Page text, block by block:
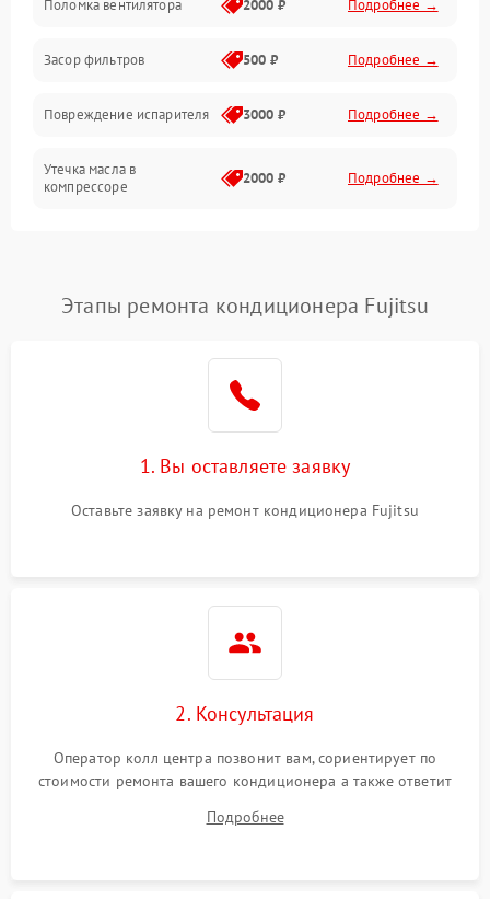
Поломка вентилятора 2000 ₽ Подробнее →
Засор фильтров 500 ₽ Подробнее →
Повреждение испарителя 3000 ₽ Подробнее →
Утечка масла в
компрессоре
2000 ₽ Подробнее →
Неисправность
2000 ₽ Подробнее →
1500 ₽
Повреждение корпуса
Этапы ремонта кондиционера Fujitsu
1. Вы оставляете заявку
Оставьте заявку на ремонт кондиционера Fujitsu
2. Консультация
Оператор колл центра позвонит вам, сориентирует по
стоимости ремонта вашего кондиционера а также ответит
Подробнее